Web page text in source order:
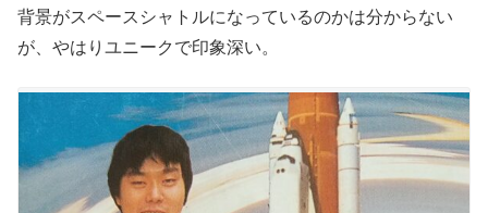
背景がスペースシャトルになっているのかは分からない
が、やはりユニークで印象深い。